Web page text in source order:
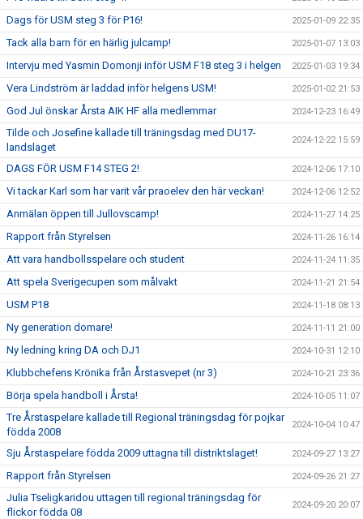
Dags för USM steg 3 för P16! 2025-01-09 22:35
Tack alla barn för en härlig julcamp! 2025-01-07 13:03
Intervju med Yasmin Domonji inför USM F18 steg 3 i helgen 2025-01-03 19:34
Vera Lindström är laddad inför helgens USM! 2025-01-02 21:53
God Jul önskar Årsta AIK HF alla medlemmar 2024-12-23 16:49
Tilde och Josefine kallade till träningsdag med DU17-
landslaget
2024-12-22 15:59
DAGS FÖR USM F14 STEG 2! 2024-12-06 17:10
Vi tackar Karl som har varit vår praoelev den här veckan! 2024-12-06 12:52
Anmälan öppen till Jullovscamp! 2024-11-27 14:25
Rapport från Styrelsen 2024-11-26 16:14
Att vara handbollsspelare och student 2024-11-24 11:35
Att spela Sverigecupen som målvakt 2024-11-21 21:54
USM P18 2024-11-18 08:13
Ny generation domare! 2024-11-11 21:00
Ny ledning kring DA och DJ1 2024-10-31 12:10
Klubbchefens Krönika från Årstasvepet (nr 3) 2024-10-21 23:36
Börja spela handboll i Årsta! 2024-10-05 11:07
Tre Årstaspelare kallade till Regional träningsdag för pojkar
födda 2008
2024-10-04 10:47
Sju Årstaspelare födda 2009 uttagna till distriktslaget! 2024-09-27 13:27
Rapport från Styrelsen 2024-09-26 21:27
Julia Tseligkaridou uttagen till regional träningsdag för
flickor födda 08
2024-09-20 20:07